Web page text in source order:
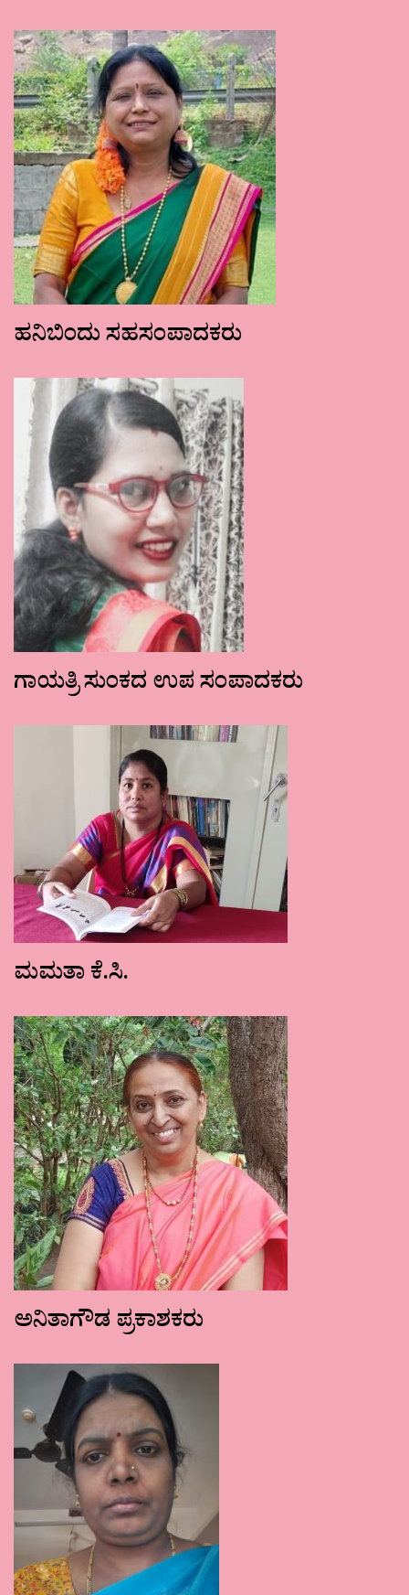
ಹನಿಬಿಂದು ಸಹಸಂಪಾದಕರು
ಗಾಯತ್ರಿ ಸುಂಕದ ಉಪ ಸಂಪಾದಕರು
ಮಮತಾ ಕೆ.ಸಿ.
ಅನಿತಾಗೌಡ ಪ್ರಕಾಶಕರು